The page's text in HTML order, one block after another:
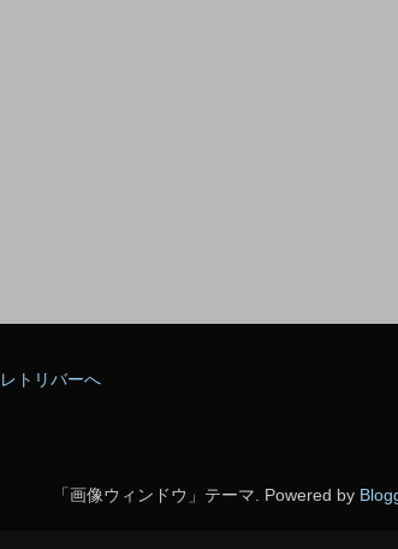
「画像ウィンドウ」テーマ. Powered by